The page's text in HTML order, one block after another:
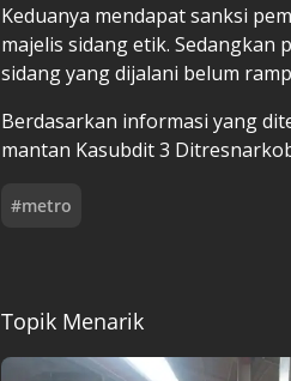
Keduanya mendapat sanksi
majelis sidang etik.
sidang yang dijalani belum
Berdasarkan informasi yang
mantan Kasubdit 3
#metro
Topik Menarik